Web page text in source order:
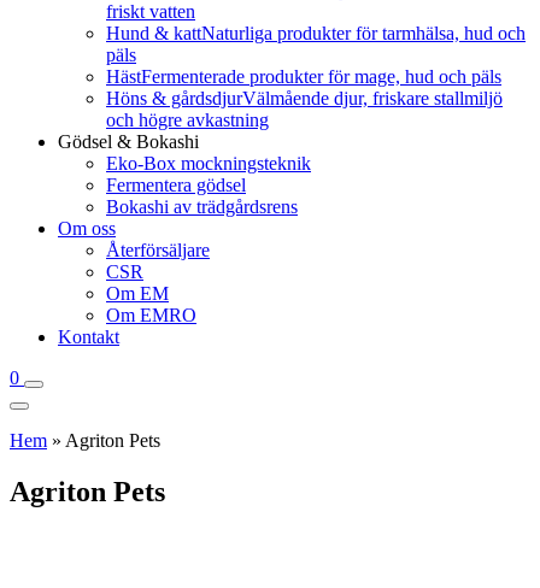
friskt vatten
Hund & kattNaturliga produkter för tarmhälsa, hud och
päls
HästFermenterade produkter för mage, hud och päls
Höns & gårdsdjurVälmående djur, friskare stallmiljö
och högre avkastning
Gödsel & Bokashi
Eko-Box mockningsteknik
Fermentera gödsel
Bokashi av trädgårdsrens
Om oss
Återförsäljare
CSR
Om EM
Om EMRO
Kontakt
0
Hem » Agriton Pets
Agriton Pets